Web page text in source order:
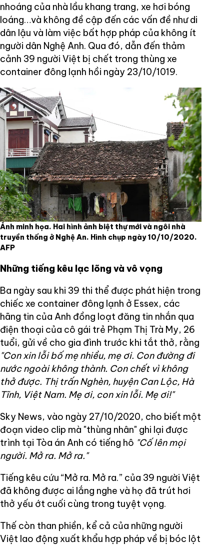
nhoáng của nhà lầu khang trang, xe hơi bóng
loáng…và không đề cập đến các vấn đề như di
dân lậu và làm việc bất hợp pháp của không ít
người dân Nghệ Anh. Qua đó, dẫn đến thảm
cảnh 39 người Việt bị chết trong thùng xe
container đông lạnh hồi ngày 23/10/1019.
Ảnh minh họa. Hai hình ảnh biệt thự mới và ngôi nhà
truyền thống ở Nghệ An. Hình chụp ngày 10/10/2020.
AFP
Những tiếng kêu lạc lõng và vô vọng
Ba ngày sau khi 39 thi thể được phát hiện trong
chiếc xe container đông lạnh ở Essex, các
hãng tin của Anh đồng loạt đăng tin nhắn qua
điện thoại của cô gái trẻ Phạm Thị Trà My, 26
tuổi, gửi về cho gia đình trước khi tắt thở, rằng
"Con xin lỗi bố mẹ nhiều, mẹ ơi. Con đường đi
nước ngoài không thành. Con chết vì không
thở được. Thị trấn Nghèn, huyện Can Lộc, Hà
Tĩnh, Việt Nam. Mẹ ơi, con xin lỗi. Mẹ ơi!"
Sky News, vào ngày 27/10/2020, cho biết một
đoạn video clip mà "thùng nhân" ghi lại được
trình tại Tòa án Anh có tiếng hô "Cố lên mọi
người. Mở ra. Mở ra."
Tiếng kêu cứu “Mở ra. Mở ra.” của 39 người Việt
đã không được ai lắng nghe và họ đã trút hơi
thở yếu ớt cuối cùng trong tuyệt vọng.
Thế còn than phiền, kể cả của những người
Việt lao động xuất khẩu hợp pháp về bị bóc lột